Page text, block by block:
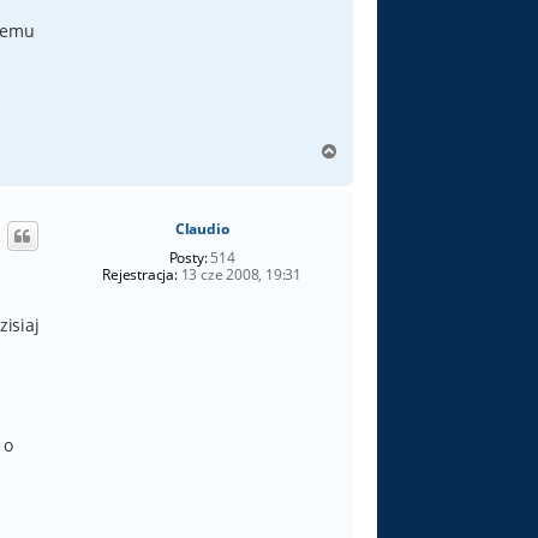
g
Claudio
Posty:514
Rejestracja:13 cze 2008, 19:31